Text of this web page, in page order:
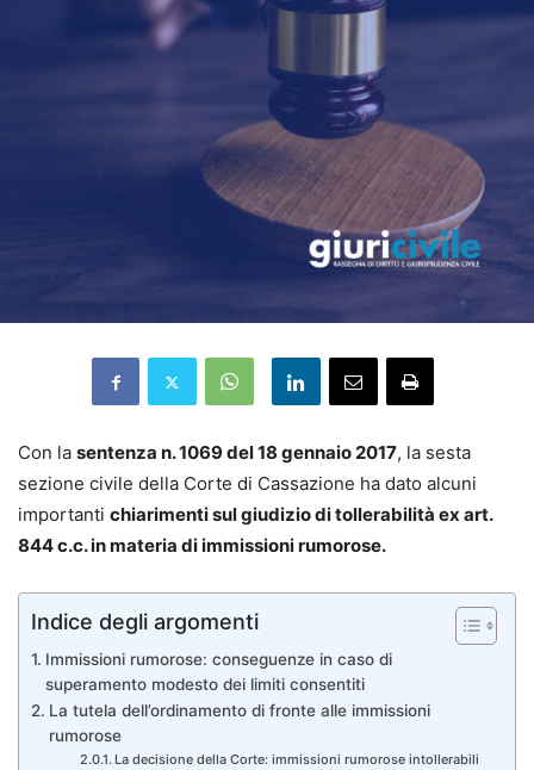
Con la sentenza n. 1069 del 18 gennaio 2017, la sesta
sezione civile della Corte di Cassazione ha dato alcuni
importanti chiarimenti sul giudizio di tollerabilità ex art.
844 c.c. in materia di immissioni rumorose.
Indice degli argomenti
Immissioni rumorose: conseguenze in caso di
superamento modesto dei limiti consentiti
La tutela dell’ordinamento di fronte alle immissioni
rumorose
La decisione della Corte: immissioni rumorose intollerabili